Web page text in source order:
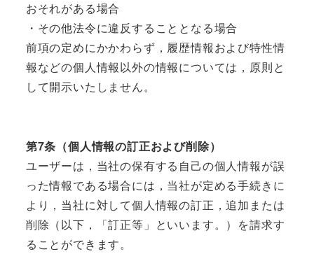
おそれがある場合
・その他法令に違反することとなる場合
前項の定めにかかわらず，履歴情報および特性情
報などの個人情報以外の情報については，原則と
して開示いたしません。
第7条（個人情報の訂正および削除）
ユーザーは，当社の保有する自己の個人情報が誤
った情報である場合には，当社が定める手続きに
より，当社に対して個人情報の訂正，追加または
削除（以下，「訂正等」といいます。）を請求す
ることができます。